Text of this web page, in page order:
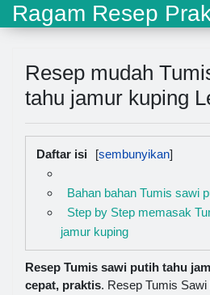
Ragam Resep
Resep mudah
tahu jamur kuping
Daftar isi
Bahan bahan Tumis sawi
Step by Step memasak
jamur kuping
Resep Tumis sawi putih tahu
cepat, praktis. Resep Tumis